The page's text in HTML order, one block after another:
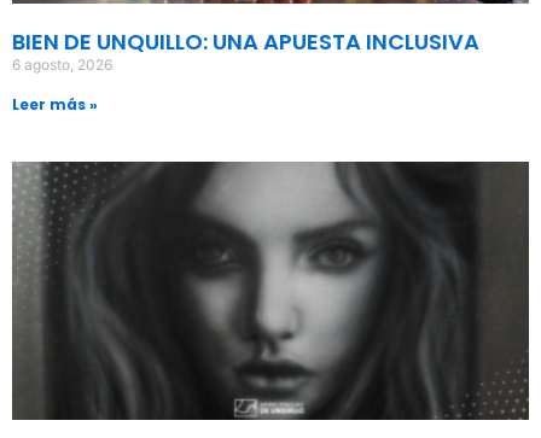
BIEN DE UNQUILLO: UNA APUESTA INCLUSIVA
6 agosto, 2026
Leer más »